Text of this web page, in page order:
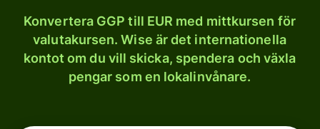
Konvertera GGP till EUR med mittkursen för
valutakursen. Wise är det internationella
kontot om du vill skicka, spendera och växla
pengar som en lokalinvånare.